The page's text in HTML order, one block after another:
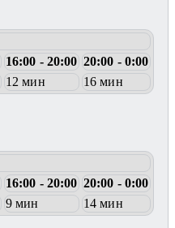
16:00 - 20:00 20:00 - 0:00
12 мин
16 мин
16:00 - 20:00 20:00 - 0:00
9 мин 14 мин